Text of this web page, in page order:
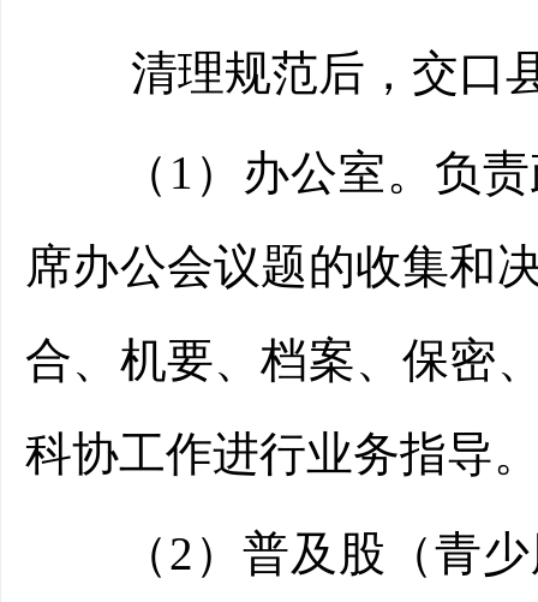
清理规范后，交口县
（1）办公室。负责
席办公会议题的收集和
合、机要、档案、保密
科协工作进行业务指导
（2）普及股（青少